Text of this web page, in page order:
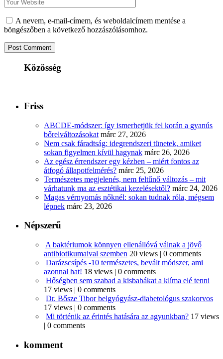
A nevem, e-mail-címem, és weboldalcímem mentése a
böngészőben a következő hozzászólásomhoz.
Közösség
Friss
ABCDE‑módszer: így ismerhetjük fel korán a gyanús
bőrelváltozásokat márc 27, 2026
Nem csak fáradtság: idegrendszeri tünetek, amiket
sokan figyelmen kívül hagynak márc 26, 2026
Az egész érrendszer egy kézben – miért fontos az
átfogó állapotfelmérés? márc 25, 2026
Természetes megjelenés, nem feltűnő változás – mit
várhatunk ma az esztétikai kezelésektől? márc 24, 2026
Magas vérnyomás nőknél: sokan tudnak róla, mégsem
lépnek márc 23, 2026
Népszerű
A baktériumok könnyen ellenállóvá válnak a jövő
antibiotikumaival szemben 20 views | 0 comments
Darázscsípés -10 természetes, bevált módszer, ami
azonnal hat! 18 views | 0 comments
Hőségben sem szabad a kisbabákat a klíma elé tenni
17 views | 0 comments
Dr. Bősze Tibor belgyógyász-diabetológus szakorvos
17 views | 0 comments
Mi történik az érintés hatására az agyunkban? 17 views
| 0 comments
komment